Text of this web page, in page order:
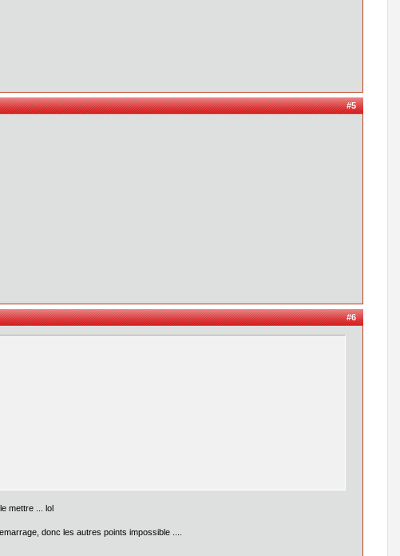
#5
#6
mettre ... lol
donc les autres points impossible ....